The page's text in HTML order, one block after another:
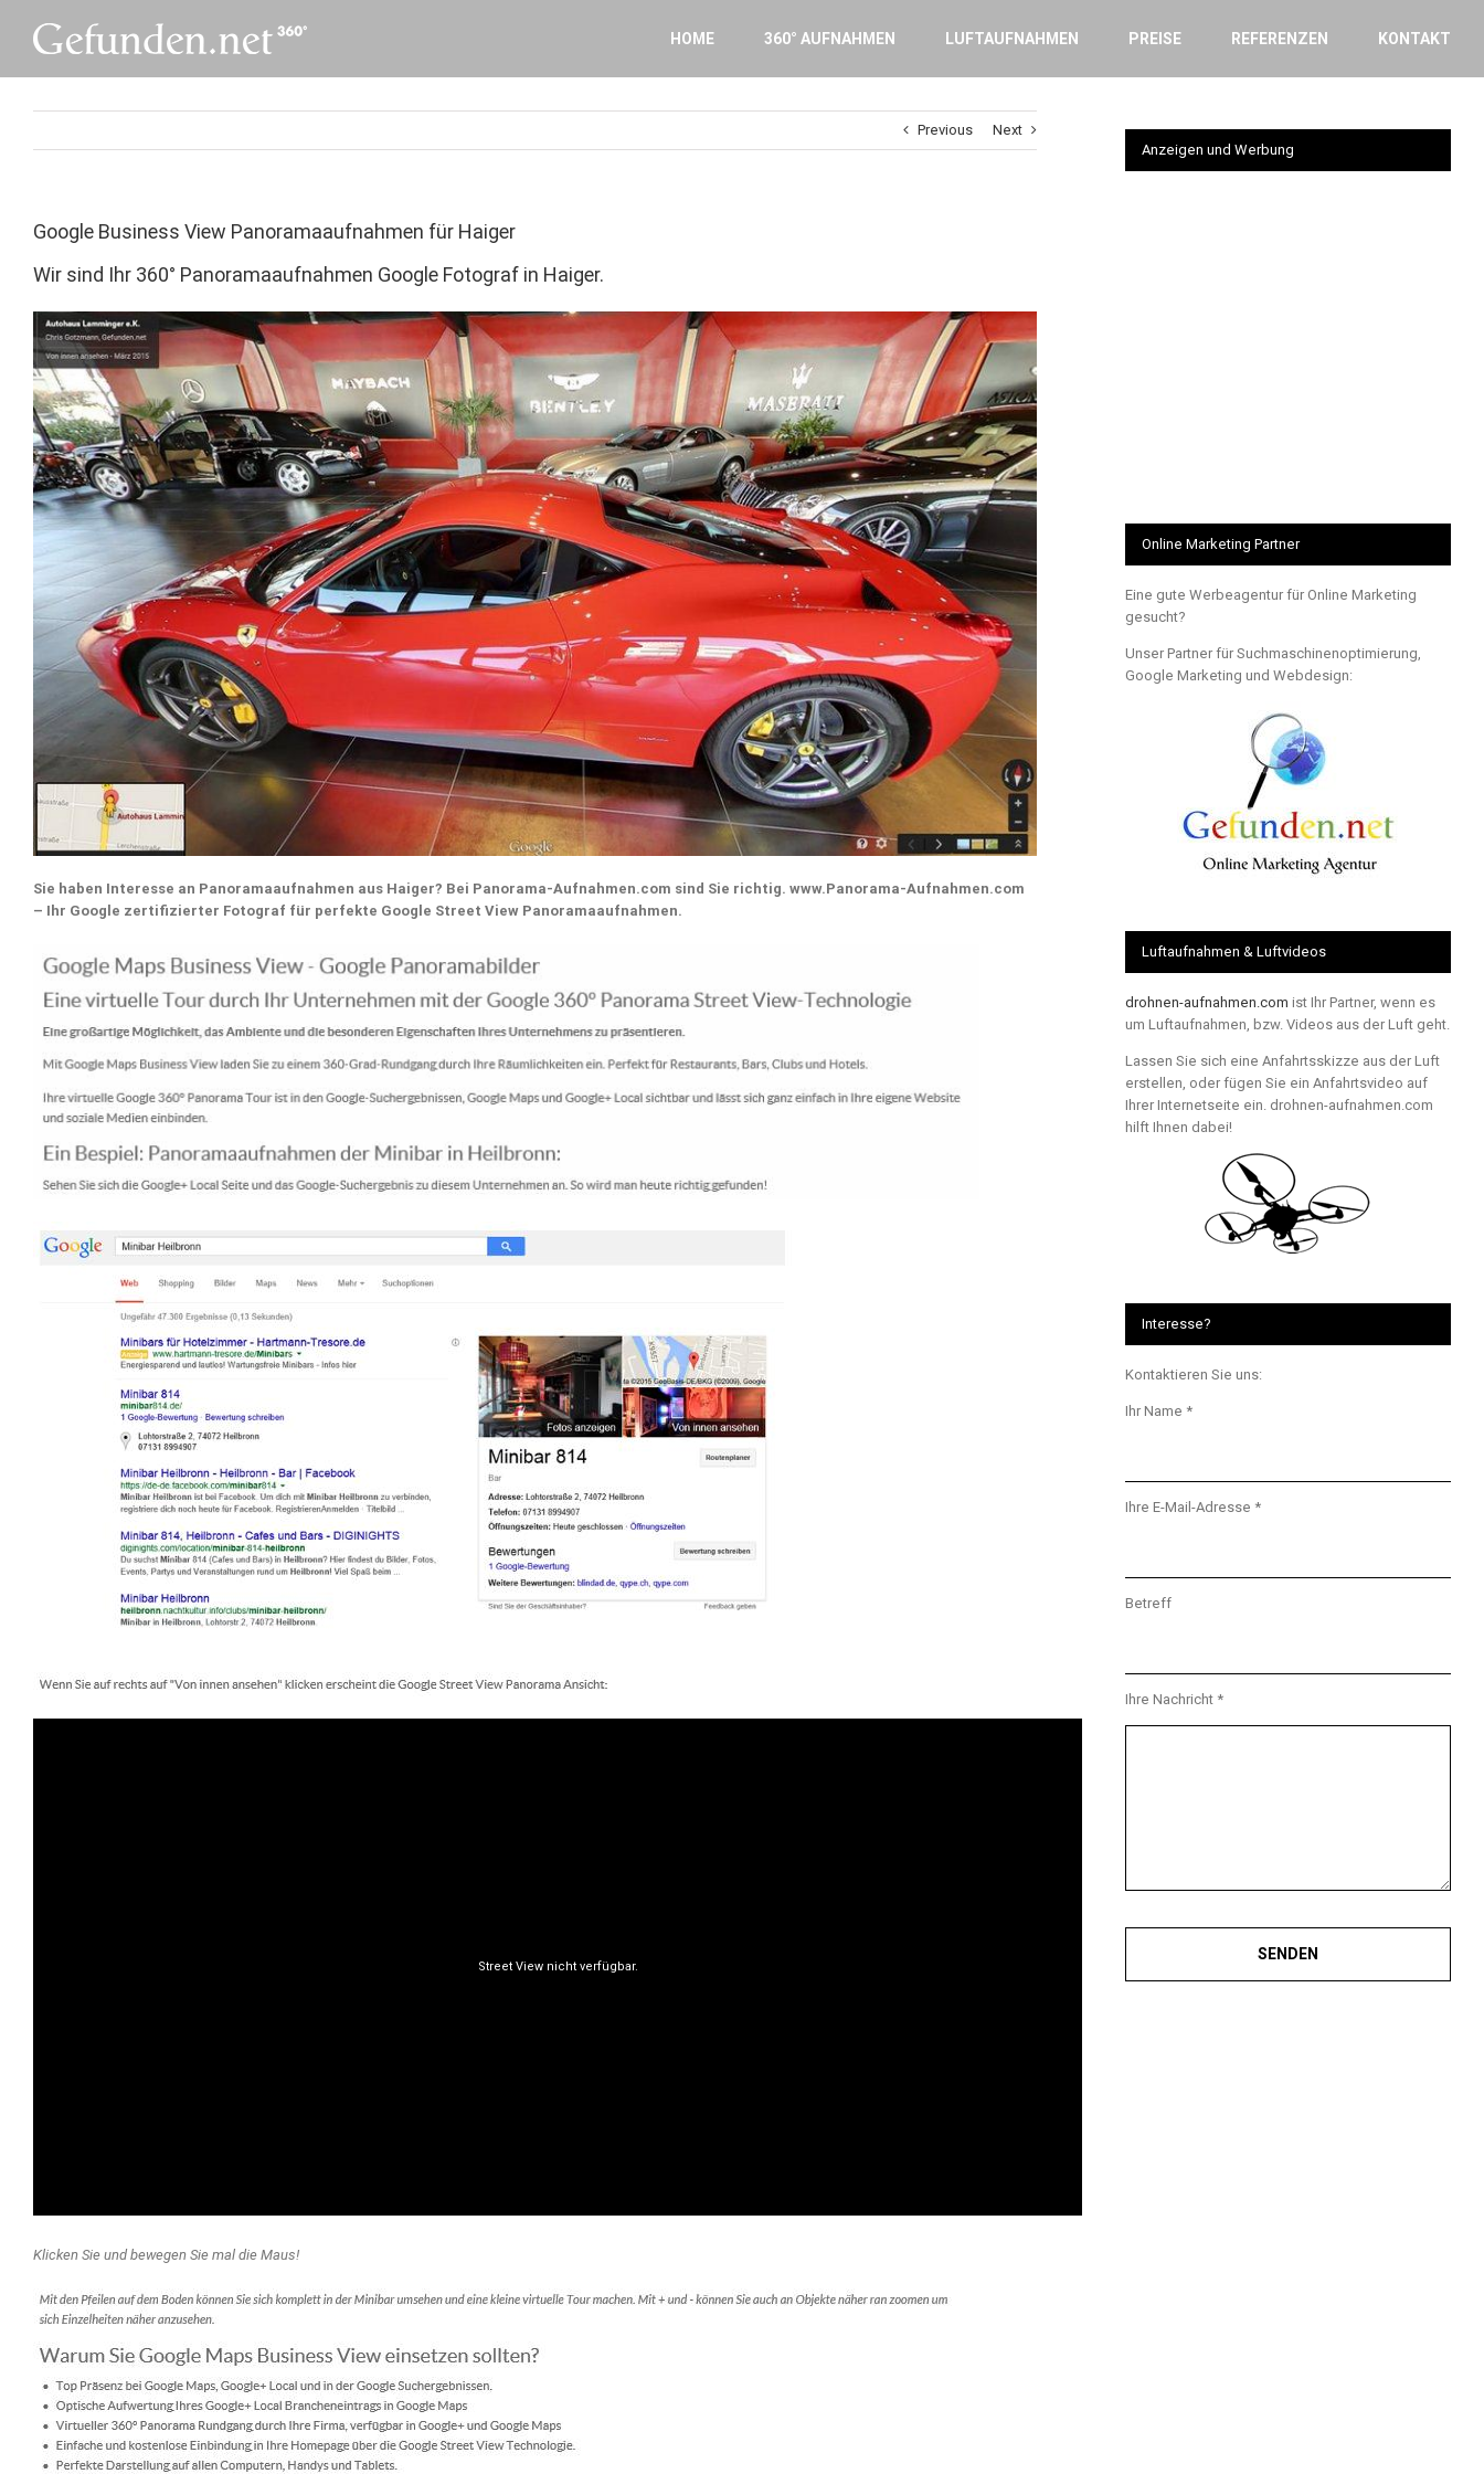
content
HOME 360° AUFNAHMEN LUFTAUFNAHMEN PREISE REFERENZEN KONTAKT
Previous Next
Google Business View Panoramaaufnahmen für Haiger
Wir sind Ihr 360° Panoramaaufnahmen Google Fotograf in Haiger.
Sie haben Interesse an Panoramaaufnahmen aus Haiger? Bei Panorama-Aufnahmen.com sind Sie richtig. www.Panorama-Aufnahmen.com
– Ihr Google zertifizierter Fotograf für perfekte Google Street View Panoramaaufnahmen.
Klicken Sie und bewegen Sie mal die Maus!
Anzeigen und Werbung
Online Marketing Partner
Eine gute Werbeagentur für Online Marketing
gesucht?
Unser Partner für Suchmaschinenoptimierung,
Google Marketing und Webdesign:
Luftaufnahmen & Luftvideos
drohnen-aufnahmen.com ist Ihr Partner, wenn es
um Luftaufnahmen, bzw. Videos aus der Luft geht.
Lassen Sie sich eine Anfahrtsskizze aus der Luft
erstellen, oder fügen Sie ein Anfahrtsvideo auf
Ihrer Internetseite ein. drohnen-aufnahmen.com
hilft Ihnen dabei!
Interesse?
Kontaktieren Sie uns:
Ihr Name *
Ihre E-Mail-Adresse *
Betreff
Ihre Nachricht *